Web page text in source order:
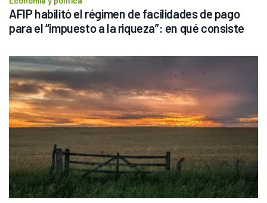
AFIP habilitó el régimen de facilidades de pago
para el “impuesto a la riqueza”: en qué consiste